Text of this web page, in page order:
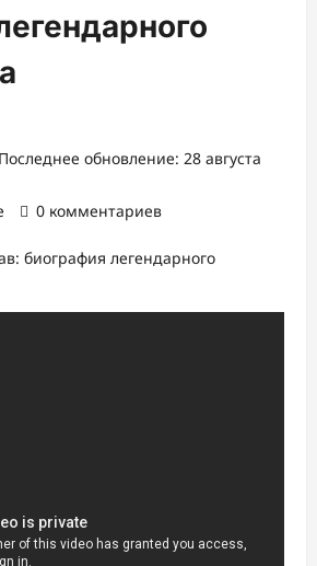
обновление: 28 августа
0 комментариев